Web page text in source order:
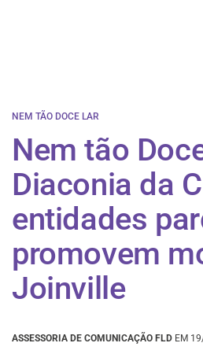
NEM TÃO DOCE LAR
​Nem tão
Diaconia da
entidades
promovem
Joinville
ASSESSORIA DE COMUNICAÇÃO FLD EM